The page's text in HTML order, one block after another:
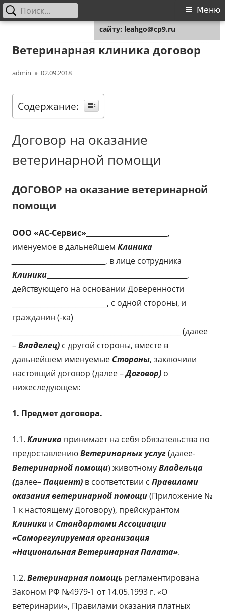
содержимому
Основное
Меню
Найти:
Ветеринарная клиника договор
Автор
admin Опубликовано
02.09.2018
Содержание:
Договор на оказание
ветеринарной помощи
ДОГОВОР на оказание ветеринарной
помощи
ООО «АС-Сервис»
,
именуемое в дальнейшем Клиника
, в лице сотрудника
Клиники ________________________________________,
действующего на основании Доверенности
___________________________, с одной стороны, и
гражданин (-ка)
________________________________________________ (далее
–Владелец) с другой стороны, вместе в
дальнейшем именуемые Стороны, заключили
настоящий договор (далее –Договор) о
нижеследующем:
1. Предмет договора.
1.1. Клиника принимает на себя обязательства по
предоставлениюВетеринарных услуг(далее-
Ветеринарнойпомощи) животномуВладельца
(далее– Пациент) в соответствии с Правилами
оказания ветеринарной помощи(Приложение №
1 к настоящему Договору), прейскурантом
Клиники и Стандартами Ассоциации
«Саморегулируемая организация
«Национальная Ветеринарная Палата».
1.2. Ветеринарная помощь регламентирована
Законом РФ №4979-1 от 14.05.1993 г. «О
ветеринарии», Правилами оказания платных
сайту: leahgo@cp9.ru